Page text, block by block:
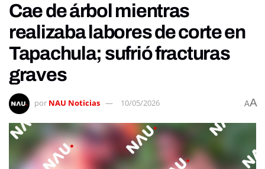
Cae de árbol mientras
realizaba labores de corte en
Tapachula; sufrió fracturas
graves
por NAU Noticias 10/05/2026 AA